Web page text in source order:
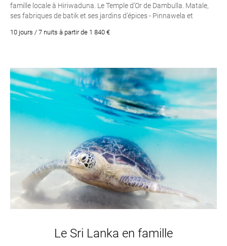
famille locale à Hiriwaduna. Le Temple d’Or de Dambulla. Matale,
ses fabriques de batik et ses jardins d’épices - Pinnawela et
Peradeniya. Le Temple de la Dent à Kandy. La "Little Angleterre" et
10 jours / 7 nuits à partir de 1 840 €
Le Sri Lanka en famille